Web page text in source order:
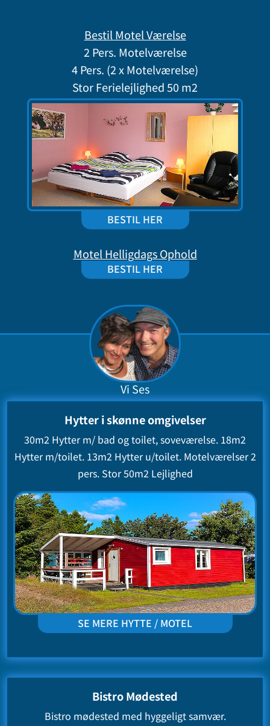
Bestil Motel Værelse
2 Pers. Motelværelse
4 Pers. (2 x Motelværelse)
Stor Ferielejlighed 50 m2
BESTIL HER
Motel Helligdags Ophold
BESTIL HER
Vi Ses
Hytter i skønne omgivelser
30m2 Hytter m/ bad og toilet, soveværelse. 18m2
Hytter m/toilet. 13m2 Hytter u/toilet. Motelværelser 2
pers. Stor 50m2 Lejlighed
SE MERE HYTTE / MOTEL
Bistro Mødested
Bistro mødested med hyggeligt samvær.